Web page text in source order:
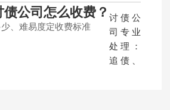
92%以
上
公司怎么收费？
、难易度定收费标准
讨债公
司专业
处理：
追债、